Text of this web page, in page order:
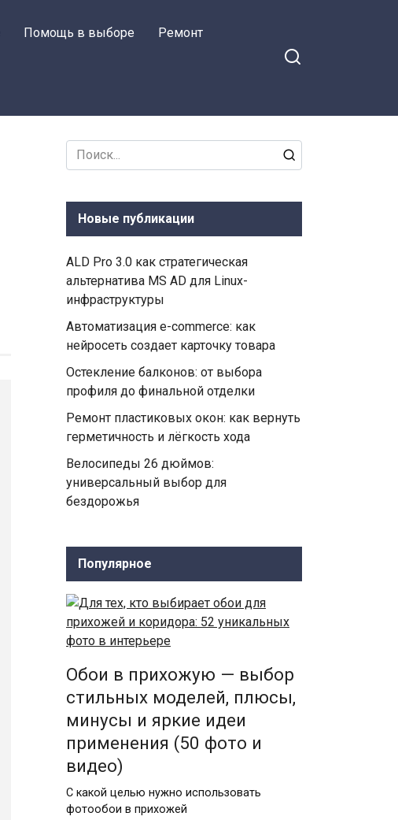
Помощь в выборе Ремонт
Search
for:
Новые публикации
ALD Pro 3.0 как стратегическая
альтернатива MS AD для Linux-
инфраструктуры
Автоматизация e-commerce: как
нейросеть создает карточку товара
Остекление балконов: от выбора
профиля до финальной отделки
Ремонт пластиковых окон: как вернуть
герметичность и лёгкость хода
Велосипеды 26 дюймов:
универсальный выбор для
бездорожья
Популярное
Обои в прихожую — выбор
стильных моделей, плюсы,
минусы и яркие идеи
применения (50 фото и
видео)
С какой целью нужно использовать
фотообои в прихожей